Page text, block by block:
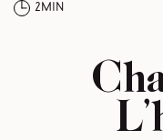
2min